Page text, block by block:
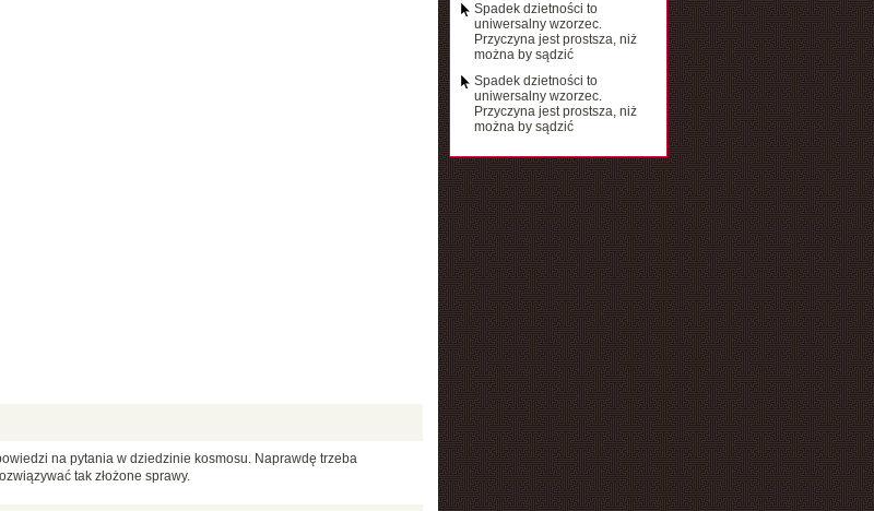
na pytania w dziedzinie kosmosu. Naprawdę trzeba
tak złożone sprawy.
Spadek dzietności to
uniwersalny wzorzec.
Przyczyna jest prostsza, niż
można by sądzić
Spadek dzietności to
uniwersalny wzorzec.
Przyczyna jest prostsza, niż
można by sądzić